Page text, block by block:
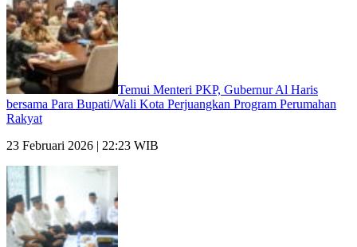
Temui Menteri PKP, Gubernur Al Haris
bersama Para Bupati/Wali Kota Perjuangkan Program Perumahan
Rakyat
23 Februari 2026 | 22:23 WIB